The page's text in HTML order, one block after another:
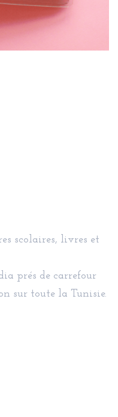
scolaires, livres et
prés de carrefour
sur toute la Tunisie.